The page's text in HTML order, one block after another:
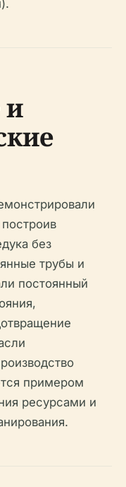
без
трубы и
постоянный
примером
ресурсами и